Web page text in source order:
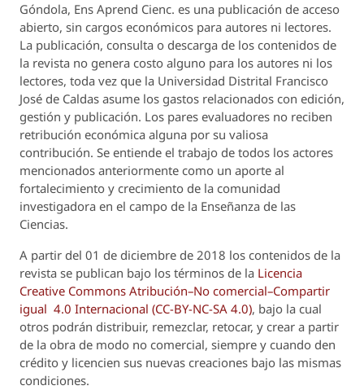
Góndola, Ens Aprend Cienc. es una publicación de acceso
abierto, sin cargos económicos para autores ni lectores.
La publicación, consulta o descarga de los contenidos de
la revista no genera costo alguno para los autores ni los
lectores, toda vez que la Universidad Distrital Francisco
José de Caldas asume los gastos relacionados con edición,
gestión y publicación. Los pares evaluadores no reciben
retribución económica alguna por su valiosa
contribución. Se entiende el trabajo de todos los actores
mencionados anteriormente como un aporte al
fortalecimiento y crecimiento de la comunidad
investigadora en el campo de la Enseñanza de las
Ciencias.
A partir del 01 de diciembre de 2018 los contenidos de la
revista se publican bajo los términos de la Licencia
Creative Commons Atribución–No comercial–Compartir
igual 4.0 Internacional (CC-BY-NC-SA 4.0), bajo la cual
otros podrán distribuir, remezclar, retocar, y crear a partir
de la obra de modo no comercial, siempre y cuando den
crédito y licencien sus nuevas creaciones bajo las mismas
condiciones.